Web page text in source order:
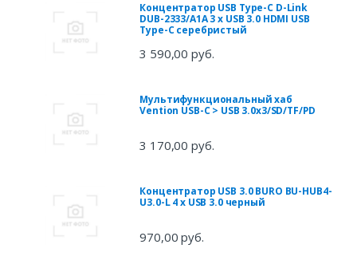
Концентратор USB Type-C D-Link
DUB-2333/A1A 3 х USB 3.0 HDMI USB
Type-C серебристый
3 590,00 руб.
Мультифункциональный хаб
Vention USB-C > USB 3.0x3/SD/TF/PD
3 170,00 руб.
Концентратор USB 3.0 BURO BU-HUB4-
U3.0-L 4 х USB 3.0 черный
970,00 руб.